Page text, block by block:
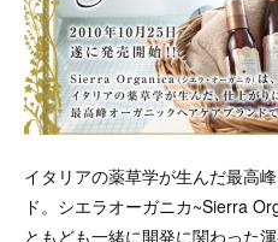
イタリアの薬草学が生んだ最高
ド。シエラオーガニカ~Sierra
ともども一緒に開発に関わった